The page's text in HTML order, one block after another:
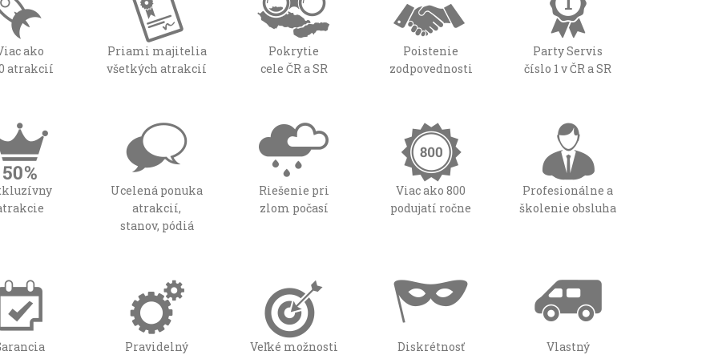
ako
atrakcií
Priami majitelia
všetkých atrakcií
Pokrytie
cele ČR a SR
Poistenie
zodpovednosti
Party Servis
číslo 1 v ČR a SR
Ucelená ponuka
atrakcií,
stanov, pódiá
Riešenie pri
zlom počasí
Viac ako 800
podujatí ročne
Profesionálne a
školenie obsluha
Pravidelný
Veľké možnosti
Diskrétnosť
Vlastný